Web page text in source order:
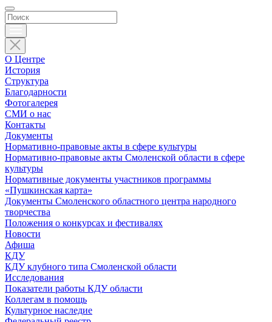
О Центре
История
Структура
Благодарности
Фотогалерея
СМИ о нас
Контакты
Документы
Нормативно-правовые акты в сфере культуры
Нормативно-правовые акты Смоленской области в сфере
культуры
Нормативные документы участников программы
«Пушкинская карта»
Документы Смоленского областного центра народного
творчества
Положения о конкурсах и фестивалях
Новости
Афиша
КДУ
КДУ клубного типа Смоленской области
Исследования
Показатели работы КДУ области
Коллегам в помощь
Культурное наследие